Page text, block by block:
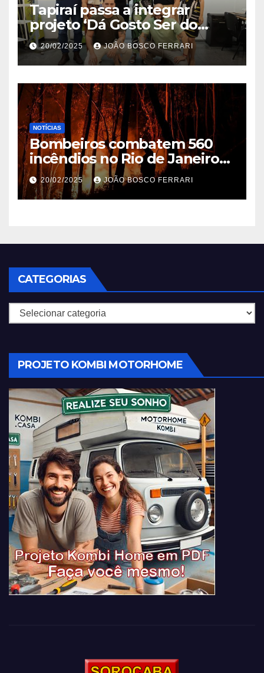
Tapiraí passa a integrar
projeto ‘Dá Gosto Ser do
Ribeira’ | ASN São Paulo
20/02/2025 JOÃO BOSCO FERRARI
NOTÍCIAS
Bombeiros combatem 560
incêndios no Rio de Janeiro
em 2025
20/02/2025 JOÃO BOSCO FERRARI
CATEGORIAS
Categorias
PROJETO KOMBI MOTORHOME